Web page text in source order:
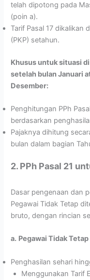
telah dipotong pada
(poin a).
Tarif Pasal 17 dikalikan
(PKP) setahun.
Khusus untuk situasi
setelah bulan Januari
Desember:
Penghitungan PPh
berdasarkan
Pajaknya dihitung
bulan dalam bagian
2. PPh Pasal 21
Dasar pengenaan dan
Pegawai Tidak Tetap
bruto, dengan rincian
a. Pegawai Tidak
Penghasilan sehari
Menggunakan Tarif